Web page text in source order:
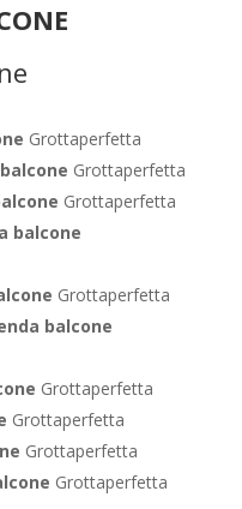
Grottaperfetta
Grottaperfetta
Grottaperfetta
balcone
Grottaperfetta
balcone
Grottaperfetta
Grottaperfetta
Grottaperfetta
Grottaperfetta